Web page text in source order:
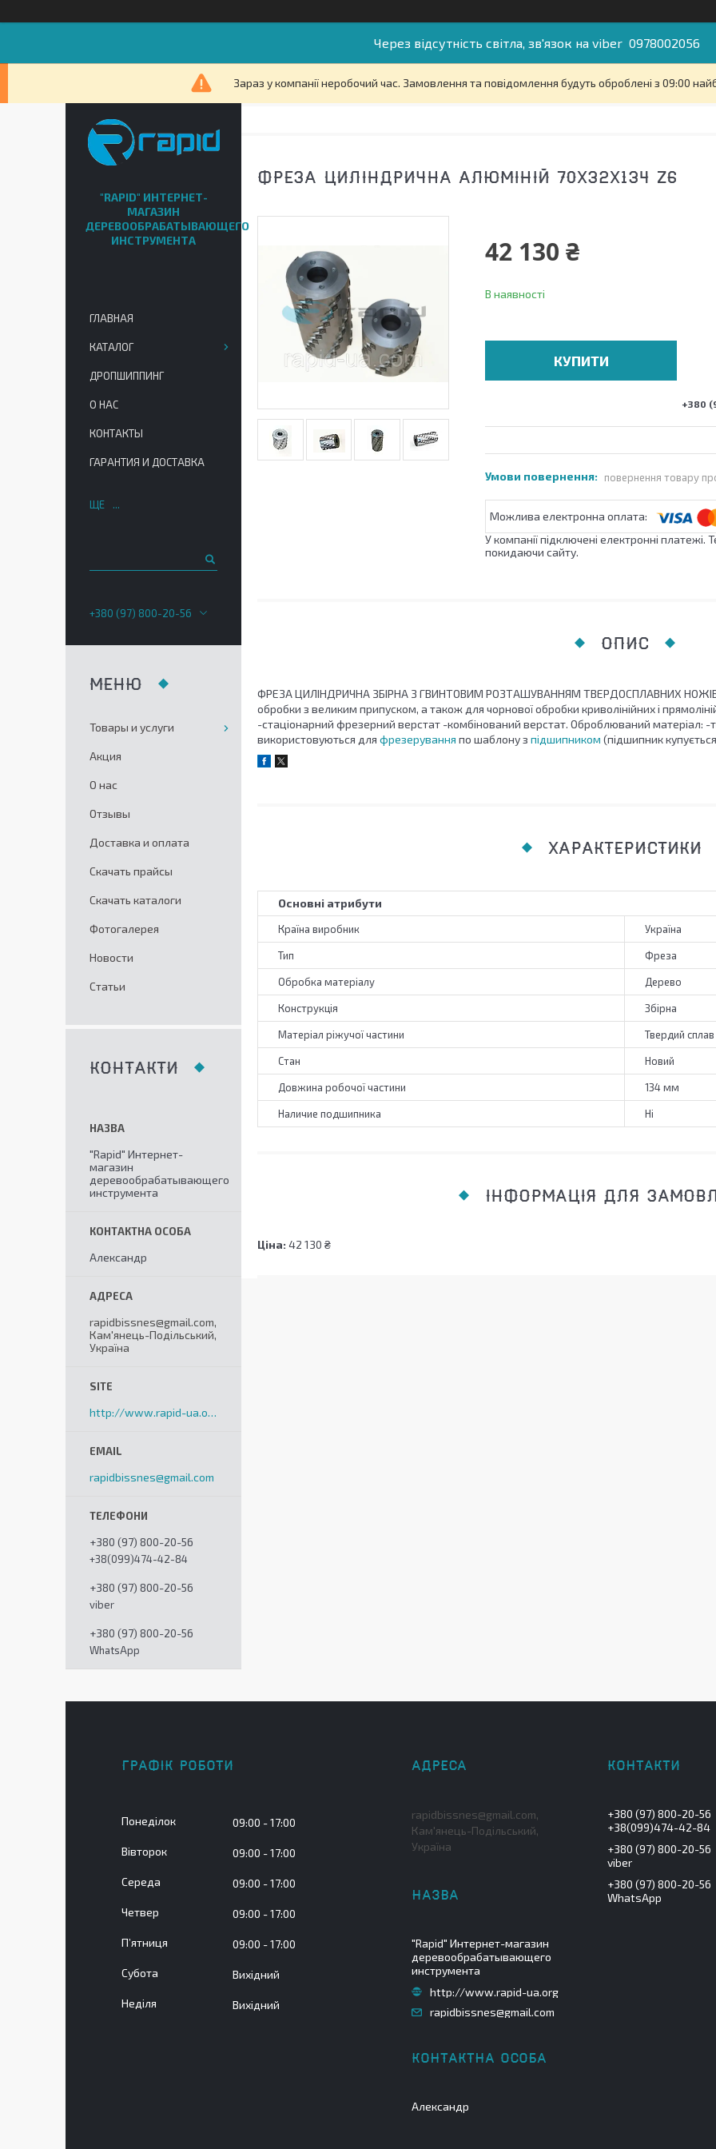
Через відсутність світла, зв'язок на viber 0978002056
Зараз у компанії неробочий час. Замовлення та повідомлення будуть оброблені з 09:00
ФРЕЗА ЦИЛІНДРИЧНА АЛЮМІНІЙ 70Х32Х134 Z6
42 130 ₴
В наявності
КУПИТИ
+380
повернення товару
У компанії підключені електронні
покидаючи сайту.
ОПИС
ФРЕЗА ЦИЛІНДРИЧНА ЗБІРНА З ГВИНТОВИМ РОЗТАШУВАННЯМ ТВЕРДОСПЛАВНИХ
обробки з великим припуском, а також для чорнової обробки криволінійних і
-стаціонарний фрезерний верстат -комбінований верстат. Оброблюваний
використовуються для фрезерування по шаблону з підшипником (підшипник
ХАРАКТЕРИСТИКИ
Основні атрибути
Країна виробник Україна
Тип Фреза
Обробка матеріалу Дерево
Конструкція Збірна
Матеріал ріжучої частини Твердий сплав
Стан Новий
Довжина робочої частини 134 мм
Наличие подшипника Ні
ІНФОРМАЦІЯ ДЛЯ
Ціна: 42 130 ₴
"RAPID" ИНТЕРНЕТ-
МАГАЗИН
ДЕРЕВООБРАБАТЫВАЮЩЕГО
ИНСТРУМЕНТА
ГЛАВНАЯ
КАТАЛОГ
ДРОПШИППИНГ
О НАС
КОНТАКТЫ
ГАРАНТИЯ И ДОСТАВКА
ЩЕ
+380 (97) 800-20-56
Товары и услуги
Акция
О нас
Отзывы
Доставка и оплата
Скачать прайсы
Скачать каталоги
Фотогалерея
Новости
Статьи
КОНТАКТИ
"Rapid" Интернет-
магазин
деревообрабатывающего
инструмента
Александр
rapidbissnes@gmail.com,
Кам'янець-Подільський,
Україна
http://www.rapid-ua.org
rapidbissnes@gmail.com
+380 (97) 800-20-56
+38(099)474-42-84
+380 (97) 800-20-56
viber
+380 (97) 800-20-56
WhatsApp
ГРАФІК РОБОТИ
Понеділок 09:00 17:00
Вівторок 09:00 17:00
Середа 09:00 17:00
Четвер 09:00 17:00
Пʼятниця 09:00 17:00
Субота Вихідний
Неділя Вихідний
rapidbissnes@gmail.com,
Кам'янець-Подільський,
Україна
"Rapid" Интернет-магазин
деревообрабатывающего
инструмента
http://www.rapid-ua.org
rapidbissnes@gmail.com
Александр
+380 (97) 800-20-56
+38(099)474-42-84
+380 (97) 800-20-56
viber
+380 (97) 800-20-56
WhatsApp